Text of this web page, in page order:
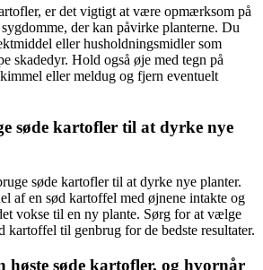
er det vigtigt at være opmærksom på
der kan påvirke planterne. Du
eller husholdningsmidler som
skadedyr. Hold også øje med tegn på
eller meldug og fjern eventuelt
søde kartofler til at dyrke nye
søde kartofler til at dyrke nye planter.
af en sød kartoffel med øjnene intakte og
vokse til en ny plante. Sørg for at vælge
kartoffel til genbrug for de bedste resultater.
søde kartofler, og hvornår